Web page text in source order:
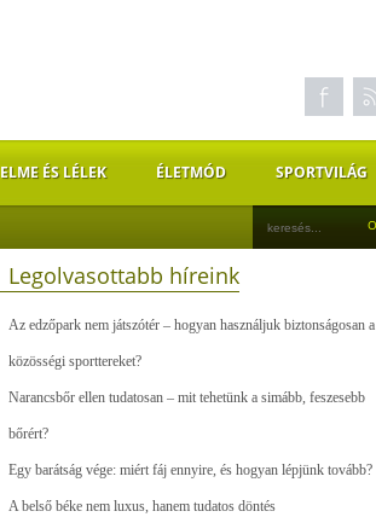
ELME ÉS LÉLEK ÉLETMÓD SPORTVILÁG
Legolvasottabb híreink
Az edzőpark nem játszótér – hogyan használjuk biztonságosan a
közösségi sporttereket?
Narancsbőr ellen tudatosan – mit tehetünk a simább, feszesebb
bőrért?
Egy barátság vége: miért fáj ennyire, és hogyan lépjünk tovább?
A belső béke nem luxus, hanem tudatos döntés